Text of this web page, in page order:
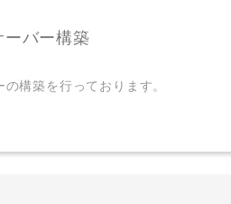
ーバー構築
構築を行っております。